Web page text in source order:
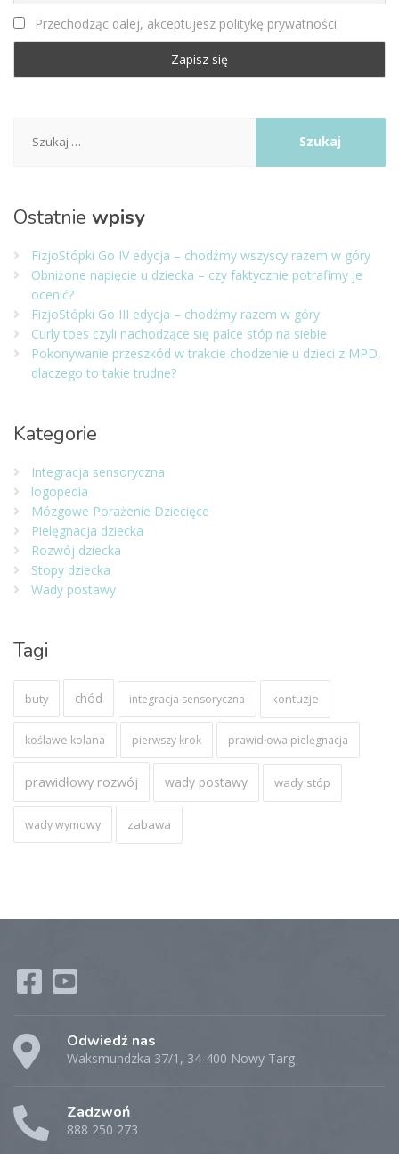
Przechodząc dalej, akceptujesz politykę prywatności
Ostatnie wpisy
FizjoStópki Go IV edycja – chodźmy wszyscy razem w góry
Obniżone napięcie u dziecka – czy faktycznie potrafimy je
ocenić?
FizjoStópki Go III edycja – chodźmy razem w góry
Curly toes czyli nachodzące się palce stóp na siebie
Pokonywanie przeszkód w trakcie chodzenie u dzieci z MPD,
dlaczego to takie trudne?
Kategorie
Integracja sensoryczna
logopedia
Mózgowe Porażenie Dziecięce
Pielęgnacja dziecka
Rozwój dziecka
Stopy dziecka
Wady postawy
Tagi
buty chód integracja sensoryczna kontuzje
koślawe kolana pierwszy krok prawidłowa pielęgnacja
prawidłowy rozwój wady postawy wady stóp
wady wymowy zabawa
Odwiedź nas
Waksmundzka 37/1, 34-400 Nowy Targ
Zadzwoń
888 250 273